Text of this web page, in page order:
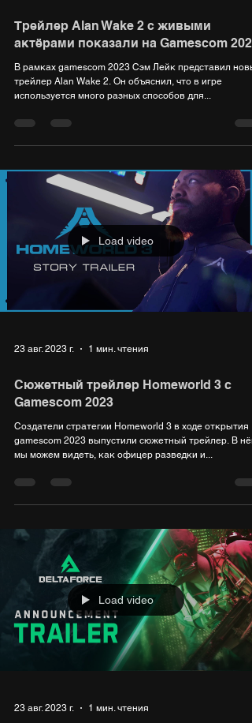
Трейлер Alan Wake 2 с живыми
актёрами показали на Gamescom 2023
В рамках gamescom 2023 Сэм Лейк представил
трейлер Alan Wake 2. Он объяснил, что в игре
используется много разных способов для...
Load video
23 авг. 2023 г. 1 мин. чтения
Cюжетный трейлер Homeworld 3 c
Gamescom 2023
Создатели стратегии Homeworld 3 в ходе открытия
gamescom 2023 выпустили сюжетный трейлер. В нём
мы можем видеть, как офицер разведки и...
Load video
23 авг. 2023 г. 1 мин. чтения